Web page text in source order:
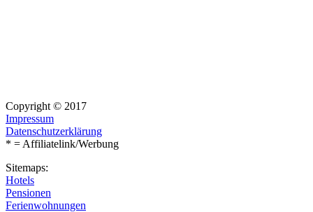
Copyright © 2017
Impressum
Datenschutzerklärung
* = Affiliatelink/Werbung
Sitemaps:
Hotels
Pensionen
Ferienwohnungen